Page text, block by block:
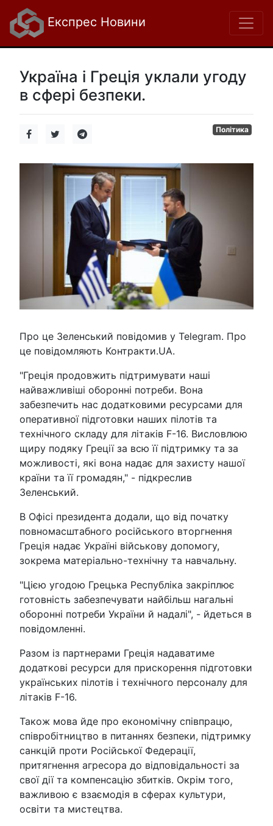
Експрес Новини
Україна і Греція уклали угоду
в сфері безпеки.
Політика
Про це Зеленський повідомив у Telegram. Про
це повідомляють Контракти.UA.
"Греція продовжить підтримувати наші
найважливіші оборонні потреби. Вона
забезпечить нас додатковими ресурсами для
оперативної підготовки наших пілотів та
технічного складу для літаків F-16. Висловлюю
щиру подяку Греції за всю її підтримку та за
можливості, які вона надає для захисту нашої
країни та її громадян," - підкреслив
Зеленський.
В Офісі президента додали, що від початку
повномасштабного російського вторгнення
Греція надає Україні військову допомогу,
зокрема матеріально-технічну та навчальну.
"Цією угодою Грецька Республіка закріплює
готовність забезпечувати найбільш нагальні
оборонні потреби України й надалі", - йдеться в
повідомленні.
Разом із партнерами Греція надаватиме
додаткові ресурси для прискорення підготовки
українських пілотів і технічного персоналу для
літаків F-16.
Також мова йде про економічну співпрацю,
співробітництво в питаннях безпеки, підтримку
санкцій проти Російської Федерації,
притягнення агресора до відповідальності за
свої дії та компенсацію збитків. Окрім того,
важливою є взаємодія в сферах культури,
освіти та мистецтва.